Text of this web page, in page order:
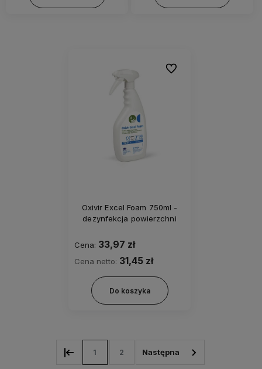
Oxivir Excel Foam 750ml -
dezynfekcja powierzchni
Cena: 33,97 zł
Cena netto: 31,45 zł
Do koszyka
Do ulubionych
1 2